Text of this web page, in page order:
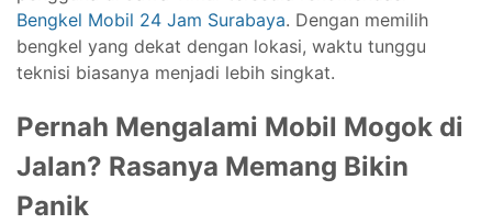
Bengkel Mobil 24 Jam Surabaya. Dengan memilih
bengkel yang dekat dengan lokasi, waktu tunggu
teknisi biasanya menjadi lebih singkat.
Pernah Mengalami Mobil Mogok di
Jalan? Rasanya Memang Bikin
Panik